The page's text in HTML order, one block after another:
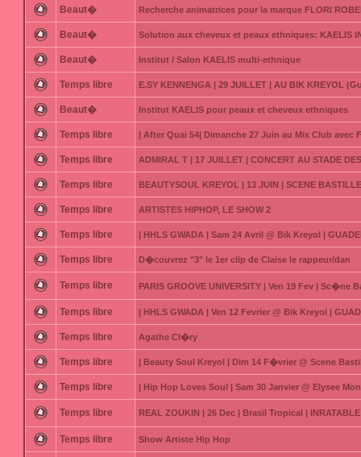
Beaut� Recherche animatrices pour la marque FLORI
Beaut� Solution aux cheveux et peaux ethniques: KAELIS
Beaut� Institut / Salon KAELIS multi-ethnique
Temps libre E.SY KENNENGA | 29 JUILLET | AU BIK KREYOL
Beaut� Institut KAELIS pour peaux et cheveux ethniques
Temps libre | After Quai 54| Dimanche 27 Juin au Mix Club avec
Temps libre ADMIRAL T | 17 JUILLET | CONCERT AU STADE
Temps libre BEAUTYSOUL KREYOL | 13 JUIN | SCENE
Temps libre ARTISTES HIPHOP, LE SHOW 2
Temps libre | HHLS GWADA | Sam 24 Avril @ Bik Kreyol |
Temps libre D�couvrez "3" le 1er clip de Claise le rappeur/dan
Temps libre PARIS GROOVE UNIVERSITY | Ven 19 Fev | Sc�ne
Temps libre | HHLS GWADA | Ven 12 Fevrier @ Bik Kreyol |
Temps libre Agathe Cl�ry
Temps libre | Beauty Soul Kreyol | Dim 14 F�vrier @ Scene
Temps libre | Hip Hop Loves Soul | Sam 30 Janvier @ Elysee
Temps libre REAL ZOUKIN | 26 Dec | Brasil Tropical |
Temps libre Show Artiste Hip Hop